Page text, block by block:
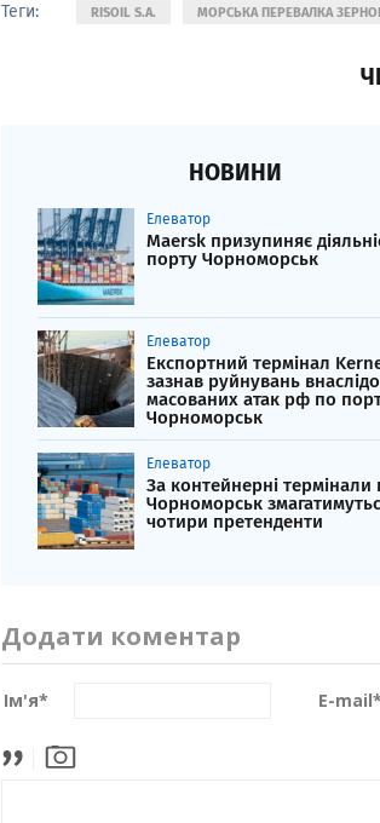
Теги: RISOIL S.A. МОРСЬКА ПЕРЕВАЛКА
НОВИНИ
Елеватор
Maersk призупиняє
порту Чорноморськ
Елеватор
Експортний термінал
зазнав руйнувань
масованих атак рф по
Чорноморськ
Елеватор
За контейнерні термінали
Чорноморськ
чотири претенденти
Додати коментар
Ім'я* E-mail*